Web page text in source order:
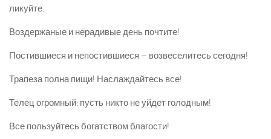
ликуйте.
Воздержаные и нерадивые день почтите!
Постившиеся и непостившиеся – возвеселитесь сегодня!
Трапеза полна пищи! Наслаждайтесь все!
Телец огромный: пусть никто не уйдет голодным!
Все пользуйтесь богатством благости!